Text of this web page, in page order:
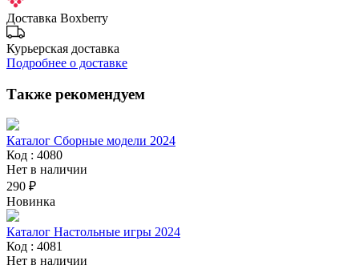
Доставка Boxberry
Курьерская доставка
Подробнее о доставке
Также рекомендуем
Каталог Сборные модели 2024
Код : 4080
Нет в наличии
290 ₽
Новинка
Каталог Настольные игры 2024
Код : 4081
Нет в наличии